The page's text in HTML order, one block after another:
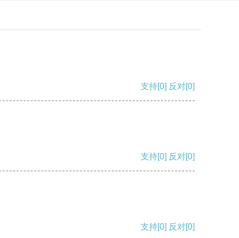
支持[0] 反对[0]
支持[0] 反对[0]
支持[0] 反对[0]